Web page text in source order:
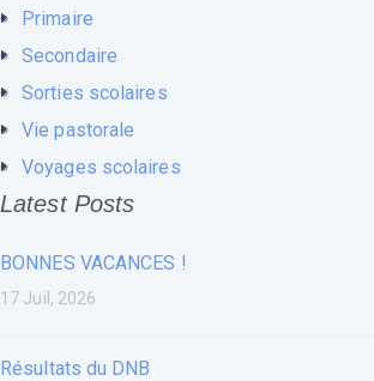
Primaire
Secondaire
Sorties scolaires
Vie pastorale
Voyages scolaires
Latest Posts
BONNES VACANCES !
17 Juil, 2026
Résultats du DNB